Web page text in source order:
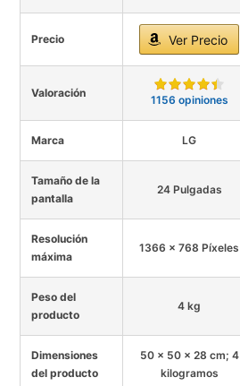
Precio Ver Precio
Valoración
1156 opiniones
Marca LG
Tamaño de la
pantalla
24 Pulgadas
Resolución
máxima
1366 x 768 Píxeles
Peso del
producto
4 kg
Dimensiones
del producto
50 x 50 x 28 cm; 4
kilogramos